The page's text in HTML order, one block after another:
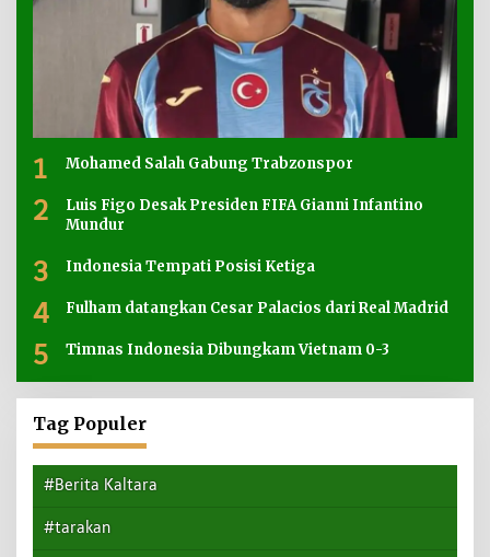
1 Mohamed Salah Gabung Trabzonspor
2
Luis Figo Desak Presiden FIFA Gianni Infantino
Mundur
3 Indonesia Tempati Posisi Ketiga
4 Fulham datangkan Cesar Palacios dari Real Madrid
5 Timnas Indonesia Dibungkam Vietnam 0-3
Tag Populer
#Berita Kaltara
#tarakan